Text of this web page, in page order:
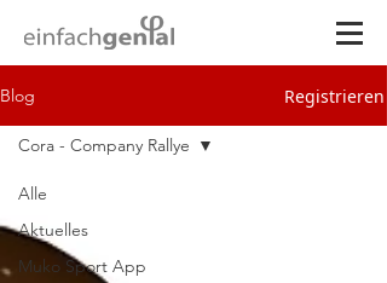
Blog Registrieren
Alle
Aktuelles
Muko Sport App
Cora - Company Rallye